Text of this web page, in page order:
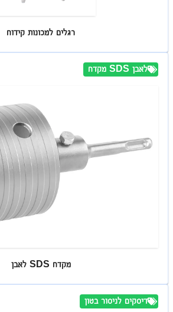
רגלים למכונות קידוח
מקדח SDS לאבן
מקדח SDS לאבן
דיסקים לניסור בטון